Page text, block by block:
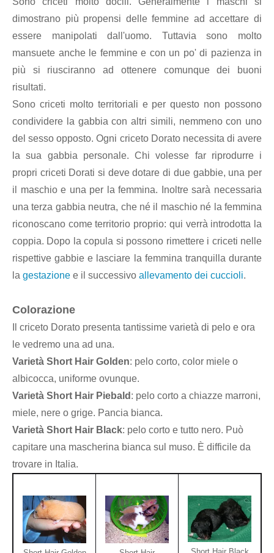
dimostrano più propensi delle femmine ad accettare di
essere manipolati dall'uomo. Tuttavia sono molto
mansuete anche le femmine e con un po' di pazienza in
più si riusciranno ad ottenere comunque dei buoni
risultati.
Sono criceti molto territoriali e per questo non possono
condividere la gabbia con altri simili, nemmeno con uno
del sesso opposto. Ogni criceto Dorato necessita di avere
la sua gabbia personale. Chi volesse far riprodurre i
propri criceti Dorati si deve dotare di due gabbie, una per
il maschio e una per la femmina. Inoltre sarà necessaria
una terza gabbia neutra, che né il maschio né la femmina
riconoscano come territorio proprio: qui verrà introdotta la
coppia. Dopo la copula si possono rimettere i criceti nelle
rispettive gabbie e lasciare la femmina tranquilla durante
la gestazione e il successivo allevamento dei cuccioli.
Colorazione
Il criceto Dorato presenta tantissime varietà di pelo e ora
le vedremo una ad una.
Varietà Short Hair Golden: pelo corto, color miele o
albicocca, uniforme ovunque.
Varietà Short Hair Piebald : pelo corto a chiazze marroni,
miele, nere o grige. Pancia bianca.
Varietà Short Hair Black: pelo corto e tutto nero. Può
capitare una mascherina bianca sul muso. È difficile da
trovare in Italia.